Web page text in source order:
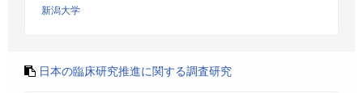
新潟大学
日本の臨床研究推進に関する調査研究